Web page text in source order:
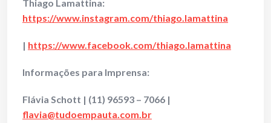
Thiago Lamattina:
https://www.instagram.com/thiago.lamattina
| https://www.facebook.com/thiago.lamattina
Informações para Imprensa:
Flávia Schott | (11) 96593 – 7066 |
flavia@tudoempauta.com.br